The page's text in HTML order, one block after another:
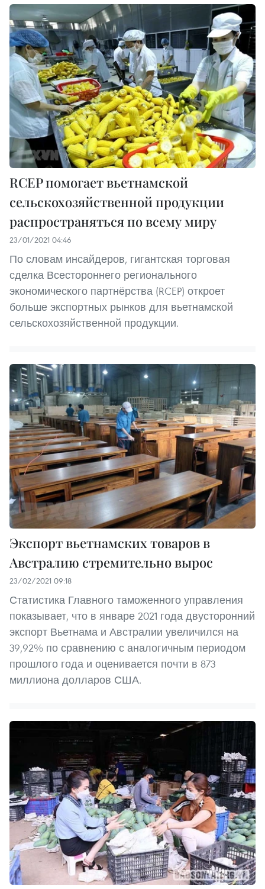
RCEP помогает вьетнамской
сельскохозяйственной продукции
распространяться по всему миру
23/01/2021 04:46
По словам инсайдеров, гигантская торговая
сделка Всестороннего регионального
экономического партнёрства (RCEP) откроет
больше экспортных рынков для вьетнамской
сельскохозяйственной продукции.
Экспорт вьетнамских товаров в
Австралию стремительно вырос
23/02/2021 09:18
Статистика Главного таможенного управления
показывает, что в январе 2021 года двусторонний
экспорт Вьетнама и Австралии увеличился на
39,92% по сравнению с аналогичным периодом
прошлого года и оценивается почти в 873
миллиона долларов США.